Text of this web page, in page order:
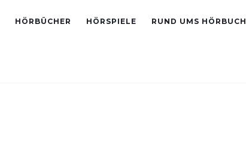
HÖRBÜCHER HÖRSPIELE RUND UMS HÖRBUCH